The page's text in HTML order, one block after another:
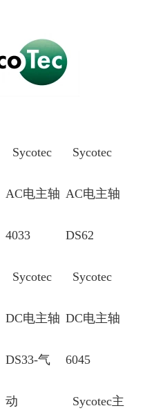
Sycotec
AC电主轴
4033
Sycotec
AC电主轴
DS62
Sycotec
DC电主轴
DS33-气
动
Sycotec
DC电主轴
6045
Sycotec主